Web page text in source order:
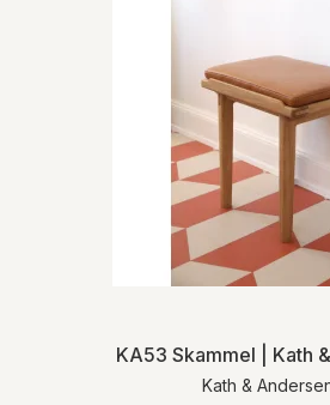
KA53 Skammel | Kath
Kath &